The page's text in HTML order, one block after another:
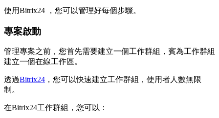
使用Bitrix24 ，您可以管理好每個步驟。
專案啟動
管理專案之前，您首先需要建立一個工作群組，賓為工作群組
建立一個在線工作區。
透過Bitrix24 ，您可以快速建立工作群組，使用者人數無限
制。
在Bitrix24工作群組，您可以：